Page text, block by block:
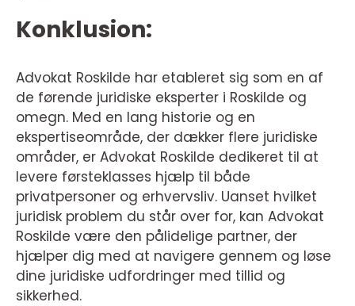
Konklusion:
Advokat Roskilde har etableret sig som en af
de førende juridiske eksperter i Roskilde og
omegn. Med en lang historie og en
ekspertiseområde, der dækker flere juridiske
områder, er Advokat Roskilde dedikeret til at
levere førsteklasses hjælp til både
privatpersoner og erhvervsliv. Uanset hvilket
juridisk problem du står over for, kan Advokat
Roskilde være den pålidelige partner, der
hjælper dig med at navigere gennem og løse
dine juridiske udfordringer med tillid og
sikkerhed.